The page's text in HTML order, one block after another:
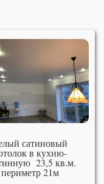
сатиновый
в кухню-
23,5 кв.м.
периметр 21м